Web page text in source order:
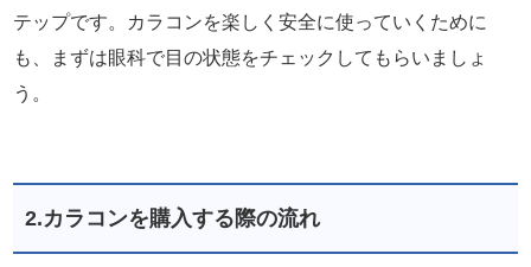
テップです。カラコンを楽しく安全に使っていくために
も、まずは眼科で目の状態をチェックしてもらいましょ
う。
2.カラコンを購入する際の流れ